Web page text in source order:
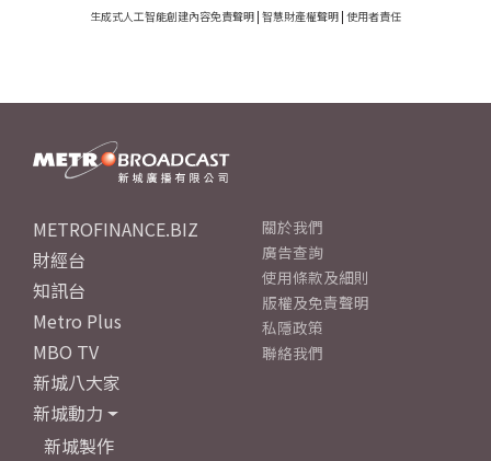
生成式人工智能創建內容免責聲明 | 智慧財產權聲明 | 使用者責任
METROFINANCE.BIZ
財經台
知訊台
Metro Plus
MBO TV
新城八大家
新城動力
新城製作
關於我們
廣告查詢
使用條款及細則
版權及免責聲明
私隱政策
聯絡我們